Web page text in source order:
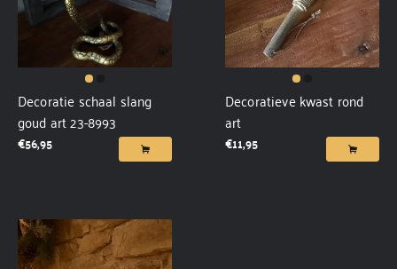
Decoratie schaal slang
goud art 23-8993
€56,95
Decoratieve kwast rond
art
€11,95